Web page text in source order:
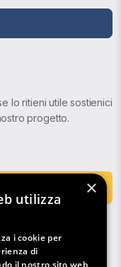
lo ritieni utile sostienici
progetto.
×
utilizza
i cookie per
di
il nostro sito web